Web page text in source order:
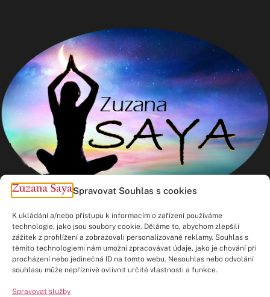
Spravovat Souhlas s cookies
K ukládání a/nebo přístupu k informacím o zařízení používáme
technologie, jako jsou soubory cookie. Děláme to, abychom zlepšili
zážitek z prohlížení a zobrazovali personalizované reklamy. Souhlas s
těmito technologiemi nám umožní zpracovávat údaje, jako je chování při
procházení nebo jedinečná ID na tomto webu. Nesouhlas nebo odvolání
souhlasu může nepříznivě ovlivnit určité vlastnosti a funkce.
Spravovat služby
Kontakt